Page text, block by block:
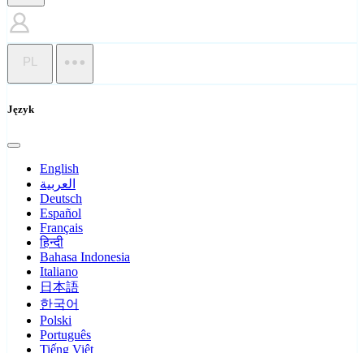
PL
Język
English
العربية
Deutsch
Español
Français
हिन्दी
Bahasa Indonesia
Italiano
日本語
한국어
Polski
Português
Tiếng Việt